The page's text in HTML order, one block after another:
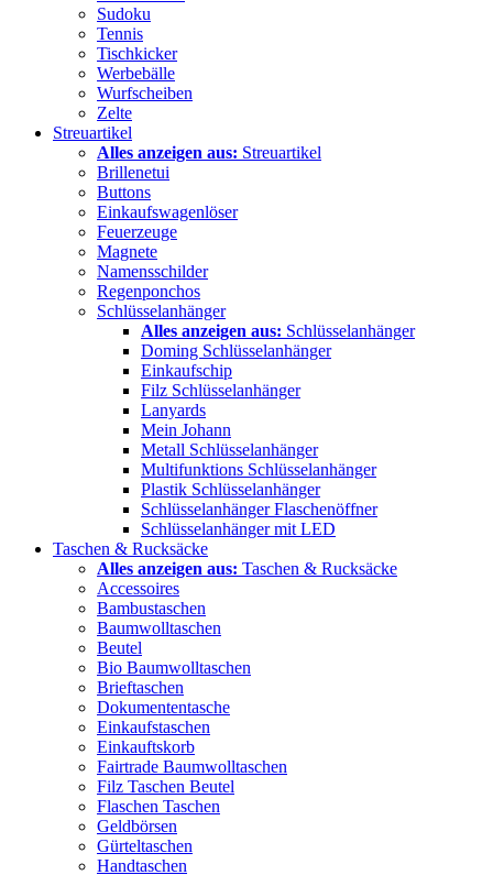
Sudoku
Tennis
Tischkicker
Werbebälle
Wurfscheiben
Zelte
Streuartikel
Alles anzeigen aus: Streuartikel
Brillenetui
Buttons
Einkaufswagenlöser
Feuerzeuge
Magnete
Namensschilder
Regenponchos
Schlüsselanhänger
Alles anzeigen aus: Schlüsselanhänger
Doming Schlüsselanhänger
Einkaufschip
Filz Schlüsselanhänger
Lanyards
Mein Johann
Metall Schlüsselanhänger
Multifunktions Schlüsselanhänger
Plastik Schlüsselanhänger
Schlüsselanhänger Flaschenöffner
Schlüsselanhänger mit LED
Taschen & Rucksäcke
Alles anzeigen aus: Taschen & Rucksäcke
Accessoires
Bambustaschen
Baumwolltaschen
Beutel
Bio Baumwolltaschen
Brieftaschen
Dokumententasche
Einkaufstaschen
Einkauftskorb
Fairtrade Baumwolltaschen
Filz Taschen Beutel
Flaschen Taschen
Geldbörsen
Gürteltaschen
Handtaschen